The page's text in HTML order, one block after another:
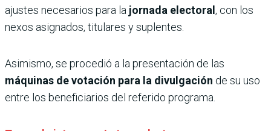
ajustes necesarios para la jornada electoral, con los
nexos asignados, titulares y suplentes.
Asimismo, se procedió a la presentación de las
máquinas de votación para la divulgación de su uso
entre los beneficiarios del referido programa.